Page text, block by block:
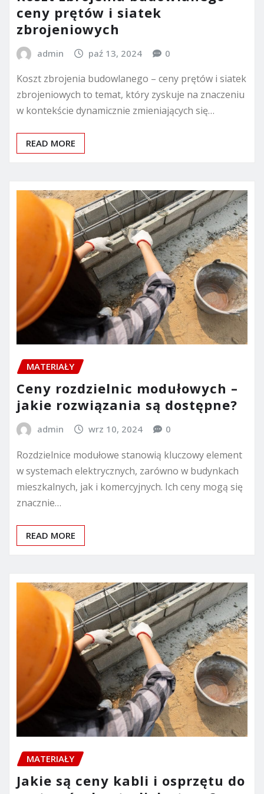
ceny prętów i siatek
zbrojeniowych
admin paź 13, 2024 0
Koszt zbrojenia budowlanego – ceny prętów i siatek
zbrojeniowych to temat, który zyskuje na znaczeniu
w kontekście dynamicznie zmieniających się…
READ MORE
MATERIAŁY
Ceny rozdzielnic modułowych –
jakie rozwiązania są dostępne?
admin wrz 10, 2024 0
Rozdzielnice modułowe stanowią kluczowy element
w systemach elektrycznych, zarówno w budynkach
mieszkalnych, jak i komercyjnych. Ich ceny mogą się
znacznie…
READ MORE
MATERIAŁY
Jakie są ceny kabli i osprzętu do